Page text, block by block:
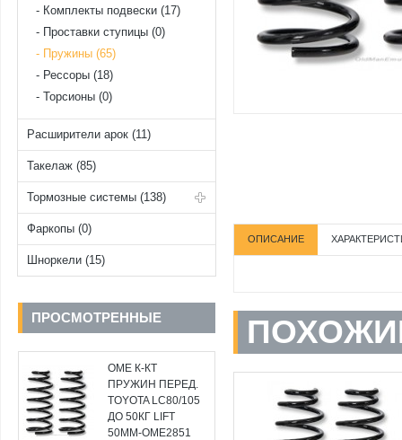
Комплекты подвески (17)
Проставки ступицы (0)
Пружины (65)
Рессоры (18)
Торсионы (0)
Расширители арок (11)
Такелаж (85)
Тормозные системы (138)
Фаркопы (0)
Шноркели (15)
ПРОСМОТРЕННЫЕ
OME К-КТ
ПРУЖИН ПЕРЕД.
TOYOTA LC80/105
ДО 50КГ LIFT
50MM-OME2851
ОПИСАНИЕ